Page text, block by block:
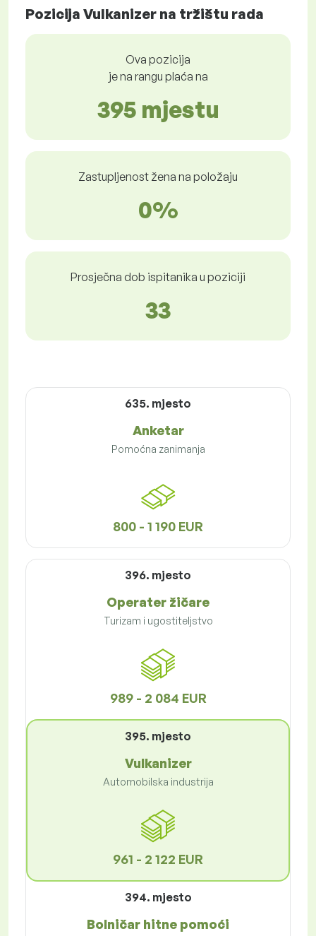
Pozicija Vulkanizer na tržištu rada
Ova pozicija
je na rangu plaća na
395 mjestu
Zastupljenost žena na položaju
0%
Prosječna dob ispitanika u poziciji
33
635. mjesto
Anketar
Pomoćna zanimanja
800 - 1 190 EUR
396. mjesto
Operater žičare
Turizam i ugostiteljstvo
989 - 2 084 EUR
395. mjesto
Vulkanizer
Automobilska industrija
961 - 2 122 EUR
394. mjesto
Bolničar hitne pomoći